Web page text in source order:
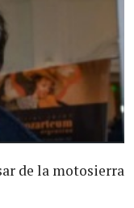
de la motosierra